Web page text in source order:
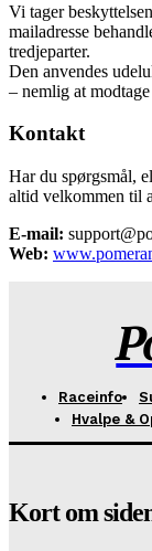
Vi tager
mailadresse
tredjeparter.
Den anvendes
– nemlig at
Kontakt
Har du spørgsmål,
altid velkommen til
E-mail:
Web:
Raceinfo
Hvalpe &
Kort om